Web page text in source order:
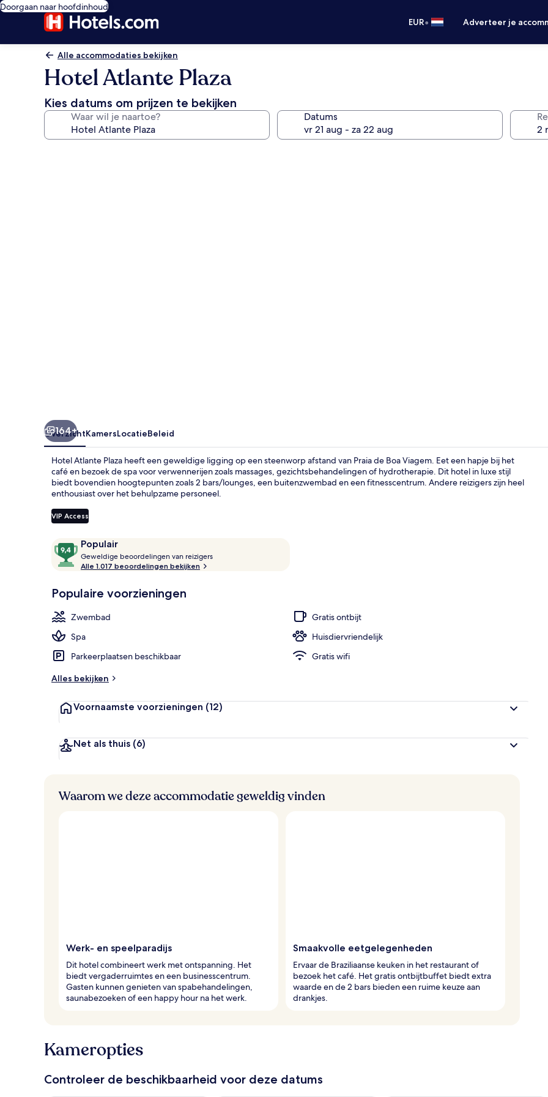
Doorgaan naar hoofdinhoud
EUR• Adverteer je
Alle accommodaties bekijken
Hotel Atlante Plaza
Kies datums om prijzen te bekijken
Waar wil je naartoe? Datums
Een
164+
OverzichtKamersLocatieBeleid
Hotel Atlante Plaza heeft een geweldige ligging op een steenworp afstand van Praia de Boa Viagem. Eet een hapje bij het
café en bezoek de spa voor verwennerijen zoals massages, gezichtsbehandelingen of hydrotherapie. Dit hotel in luxe stijl
biedt bovendien hoogtepunten zoals 2 bars/lounges, een buitenzwembad en een fitnesscentrum. Andere reizigers zijn heel
enthousiast over het behulpzame personeel.
VIP Access
Beoordelingen
Populair
9,4
van
10,
Geweldige beoordelingen van reizigers
o
r
n
Alle 1.017 beoordelingen bekijken
Populaire voorzieningen
Zwembad
Gratis ontbijt
Spa
Huisdiervriendelijk
Parkeerplaatsen beschikbaar
Gratis wifi
Alles bekijken
Voornaamste voorzieningen (12)
Net als thuis (6)
Waarom we deze accommodatie geweldig vinden
Werk- en speelparadijs
Dit hotel combineert werk met ontspanning. Het
biedt vergaderruimtes en een businesscentrum.
Gasten kunnen genieten van spabehandelingen,
saunabezoeken of een happy hour na het werk.
Smaakvolle eetgelegenheden
Ervaar de Braziliaanse keuken in het restaurant of
bezoek het café. Het gratis ontbijtbuffet biedt extra
waarde en de 2 bars bieden een ruime keuze aan
drankjes.
Kameropties
Controleer de beschikbaarheid voor deze datums